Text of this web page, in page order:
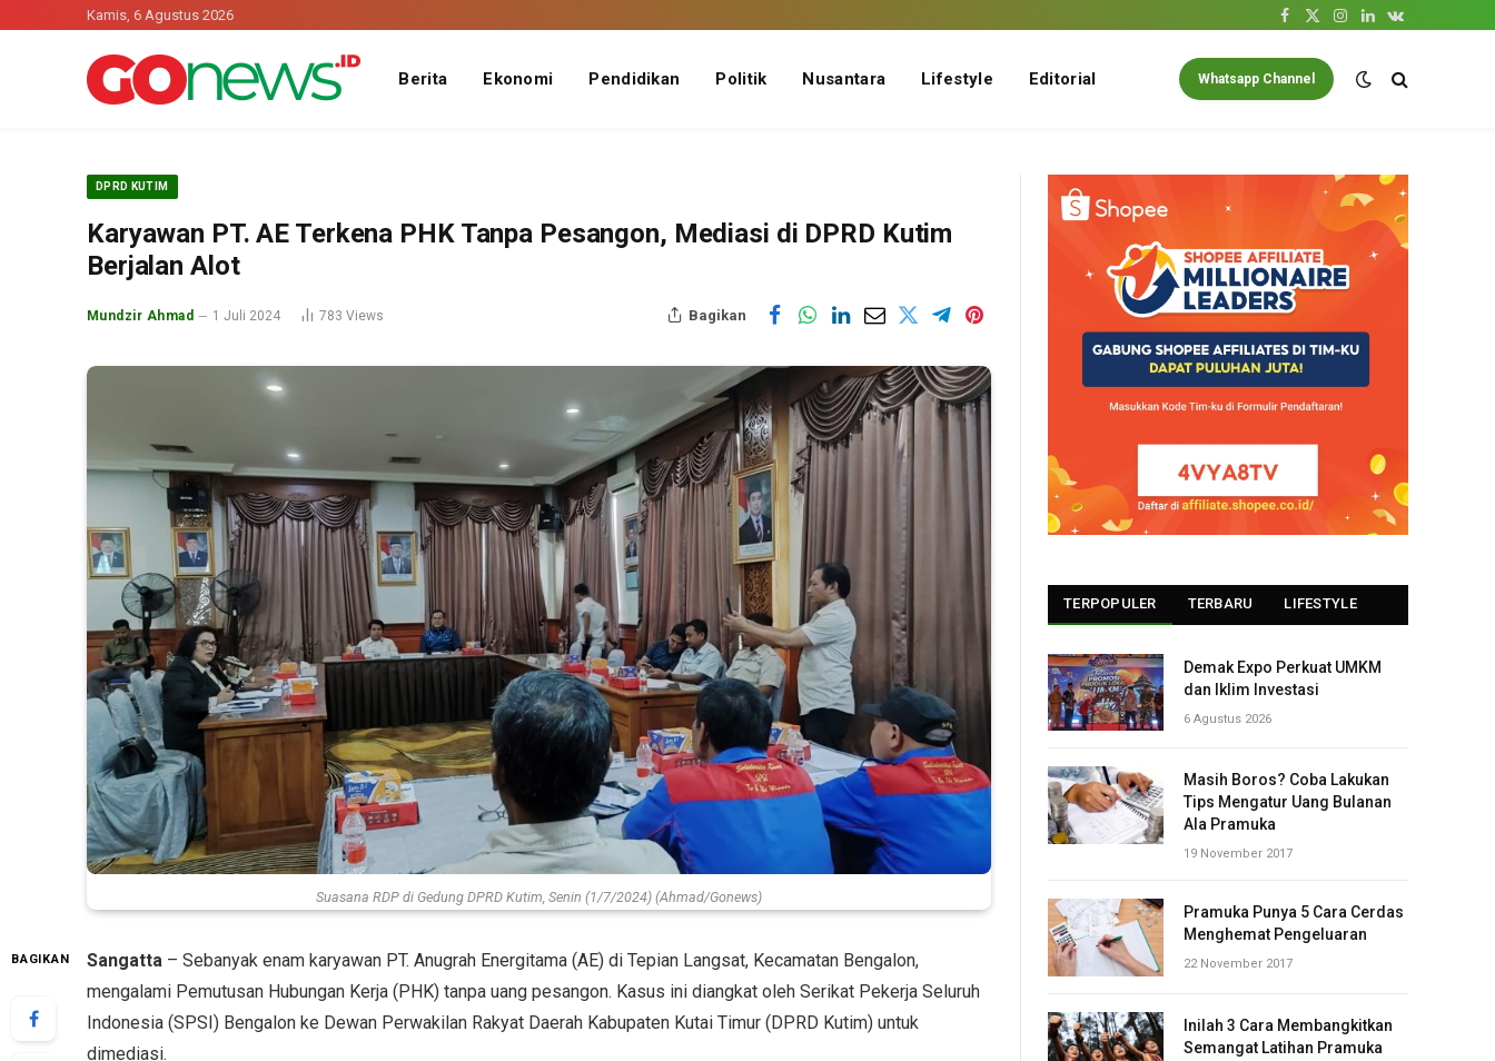
Kamis, 6 Agustus 2026
Facebook
X
Instagram
LinkedInVKontakte
Berita Ekonomi Pendidikan Politik Nusantara Lifestyle Editorial Whatsapp Channel
DPRD KUTIM
Karyawan PT. AE Terkena PHK Tanpa Pesangon, Mediasi di DPRD Kutim
Berjalan Alot
Mundzir Ahmad 1 Juli 2024 783Views Bagikan
Suasana RDP di Gedung DPRD Kutim, Senin (1/7/2024) (Ahmad/Gonews)
BAGIKAN Sangatta – Sebanyak enam karyawan PT. Anugrah Energitama (AE) di Tepian Langsat, Kecamatan Bengalon,
mengalami Pemutusan Hubungan Kerja (PHK) tanpa uang pesangon. Kasus ini diangkat oleh Serikat Pekerja Seluruh
Indonesia (SPSI) Bengalon ke Dewan Perwakilan Rakyat Daerah Kabupaten Kutai Timur (DPRD Kutim) untuk
dimediasi.
TERPOPULER TERBARU LIFESTYLE
Demak Expo Perkuat UMKM
dan Iklim Investasi
6 Agustus 2026
Masih Boros? Coba Lakukan
Tips Mengatur Uang Bulanan
Ala Pramuka
19 November 2017
Pramuka Punya 5 Cara Cerdas
Menghemat Pengeluaran
22 November 2017
Inilah 3 Cara Membangkitkan
Semangat Latihan Pramuka